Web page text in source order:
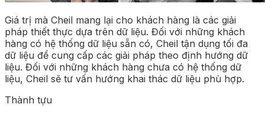
Giá trị mà Cheil mang lại cho khách hàng là các giải
pháp thiết thực dựa trên dữ liệu. Đối với những khách
hàng có hệ thống dữ liệu sẵn có, Cheil tận dụng tối đa
dữ liệu để cung cấp các giải pháp theo định hướng dữ
liệu. Đối với những khách hàng chưa có hệ thống dữ
liệu, Cheil sẽ tư vấn hướng khai thác dữ liệu phù hợp.
Thành tựu